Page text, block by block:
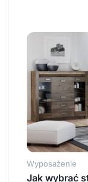
Wyposażenie
Jak wybrać